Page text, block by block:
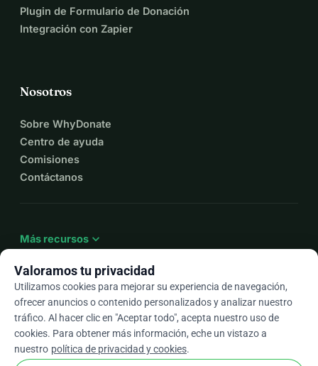
Plugin de Formulario de Donación
Integración con Zapier
Nosotros
Sobre WhyDonate
Centro de ayuda
Comisiones
Contáctanos
Más recursos expand_more
Esarrow_drop_down
★★★★★4,9 / 5 según más de 500 reseñas
Valoramos tu privacidad
Utilizamos cookies para mejorar su experiencia de navegación,
ofrecer anuncios o contenido personalizados y analizar nuestro
tráfico. Al hacer clic en "Aceptar todo", acepta nuestro uso de
cookies. Para obtener más información, eche un vistazo a
nuestro política de privacidad y cookies.